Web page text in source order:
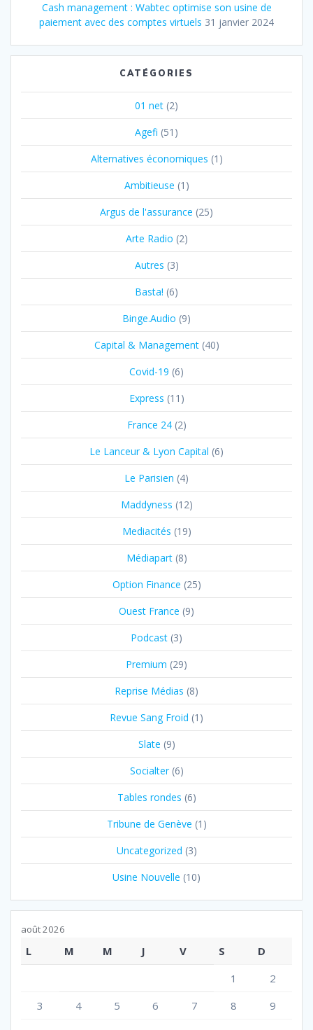
Cash management : Wabtec optimise son usine de
paiement avec des comptes virtuels 31 janvier 2024
CATÉGORIES
01 net (2)
Agefi (51)
Alternatives économiques (1)
Ambitieuse (1)
Argus de l'assurance (25)
Arte Radio (2)
Autres (3)
Basta! (6)
Binge.Audio (9)
Capital & Management(40)
Covid-19 (6)
Express (11)
France 24(2)
Le Lanceur & Lyon Capital (6)
Le Parisien (4)
Maddyness (12)
Mediacités (19)
Médiapart(8)
Option Finance (25)
Ouest France (9)
Podcast (3)
Premium (29)
Reprise Médias (8)
Revue Sang Froid (1)
Slate (9)
Socialter(6)
Tables rondes (6)
Tribune de Genève (1)
Uncategorized (3)
Usine Nouvelle (10)
août 2026
L M M J V S
D
1
2
3
4 5 6 7 8
9